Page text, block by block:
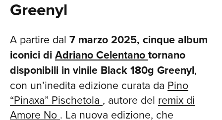
Greenyl
A partire dal 7 marzo 2025, cinque album
iconici diAdriano Celentanotornano
disponibili in vinile Black 180g Greenyl,
con un’inedita edizione curata da Pino
“Pinaxa” Pischetola , autore del remix di
Amore No . La nuova edizione, che